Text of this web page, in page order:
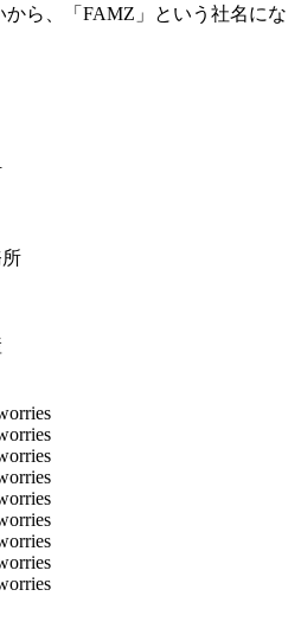
ら、「FAMZ」という社名にな